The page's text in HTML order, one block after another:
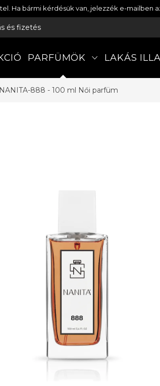
Ha bármi kérdésük van, jelezzék e-mailben
és fizetés
PARFÜMÖK LAKÁS
NANITA-888 - 100 ml Női parfüm